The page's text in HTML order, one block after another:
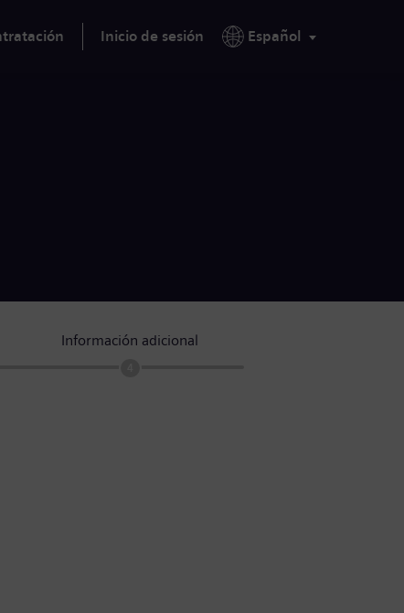
Inicio de sesión Español
Información adicional